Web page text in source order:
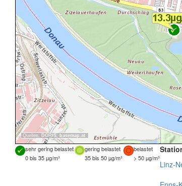
Quellen: DORIS, basemap.at
sehr gering belastet gering belastet
belastet
0 bis 35 µg/m³
35 bis 50 µg/m³ > 50 µg/m³
Linz-